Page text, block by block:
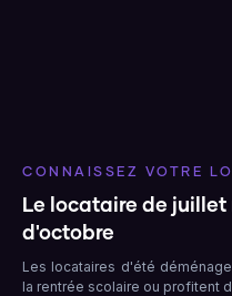
CONNAISSEZ VOTRE
Le locataire de juillet
d'octobre
Les locataires d'été
la rentrée scolaire ou profitent